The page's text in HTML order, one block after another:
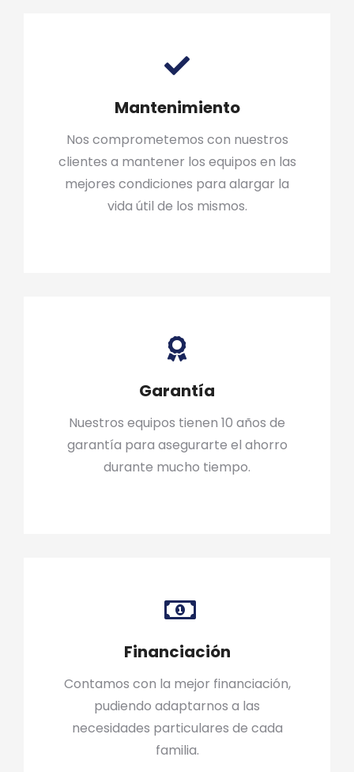
Mantenimiento
Nos comprometemos con nuestros
clientes a mantener los equipos en las
mejores condiciones para alargar la
vida útil de los mismos.
Garantía
Nuestros equipos tienen 10 años de
garantía para asegurarte el ahorro
durante mucho tiempo.
Financiación
Contamos con la mejor financiación,
pudiendo adaptarnos a las
necesidades particulares de cada
familia.